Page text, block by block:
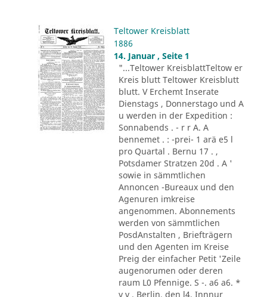
Teltower Kreisblatt
1886
14. Januar , Seite 1
"...Teltower KreisblattTeltow er
Kreis blutt Teltower Kreisblutt
blutt. V Erchemt Inserate
Dienstags , Donnerstago und A
u werden in der Expedition :
Sonnabends . - r r A. A
bennemet . : -prei- 1 arä e5 l
pro Quartal . Bernu 17 . ,
Potsdamer Stratzen 20d . A '
sowie in sämmtlichen
Annoncen -Bureaux und den
Agenuren imkreise
angenommen. Abonnements
werden von sämmtlichen
PosdAnstalten , Briefträgern
und den Agenten im Kreise
Preig der einfacher Petit 'Zeile
augenorumen oder deren
raum L0 Pfennige. S -. a6 a6. *
v v . Berlin, den l4. Innnur